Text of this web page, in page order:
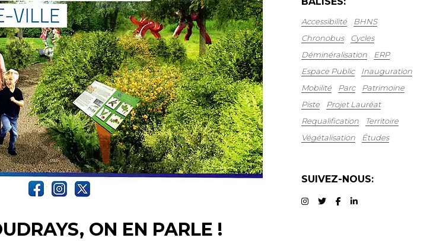
ON EN PARLE !
Accessibilité
BHNS
Chronobus
Cycles
Déminéralisation
ERP
Espace Public
Inauguration
Mobilité
Parc
Patrimoine
Piste
Projet Lauréat
Requalification
Territoire
Végétalisation
Études
SUIVEZ-NOUS: